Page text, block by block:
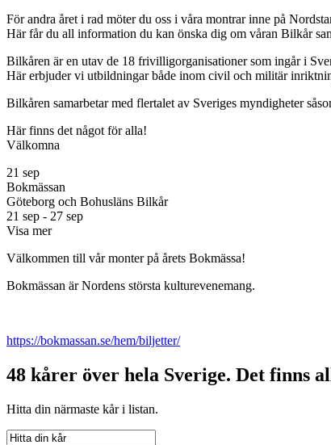
För andra året i rad möter du oss i våra montrar inne på
Här får du all information du kan önska dig om våran Bilkår
Bilkåren är en utav de 18 frivilligorganisationer som ingår i
Här erbjuder vi utbildningar både inom civil och militär
Bilkåren samarbetar med flertalet av Sveriges myndigheter
Här finns det något för alla!
Välkomna
21 sep
Bokmässan
Göteborg och Bohusläns Bilkår
21 sep - 27 sep
Visa mer
Välkommen till vår monter på årets Bokmässa!
Bokmässan är Nordens största kulturevenemang.
https://bokmassan.se/hem/biljetter/
48 kårer över hela Sverige. Det finns
Hitta din närmaste kår i listan.